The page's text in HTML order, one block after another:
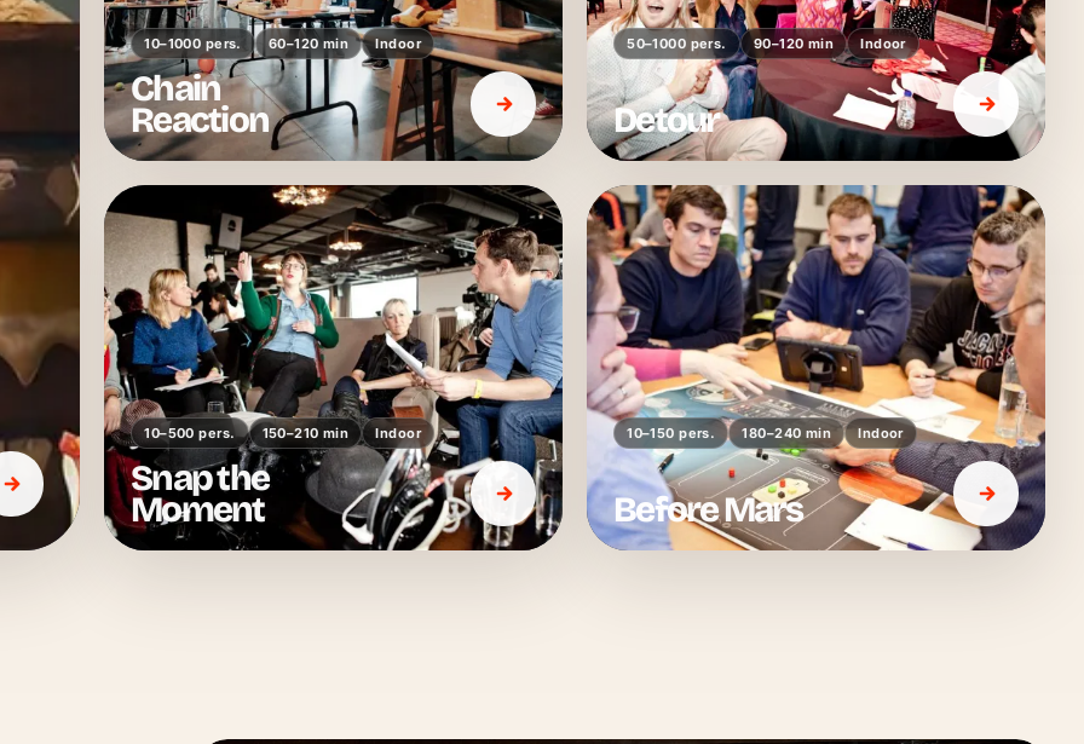
10–1000 pers. 60–120 min Indoor
Chain
Reaction
50–1000 pers. 90–120 min Indoor
Detour
10–500 pers. 150–210 min Indoor
Snap the
Moment
10–150 pers. 180–240 min Indoor
Before Mars